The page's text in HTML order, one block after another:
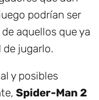
podrían ser
aquellos que ya
jugarlo.
y posibles
Spider-Man 2